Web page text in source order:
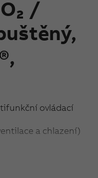
/
ovládací
a chlazení)